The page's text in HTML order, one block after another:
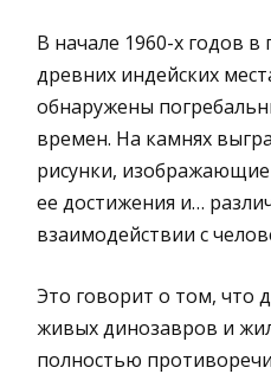
В начале 1960-х годов
древних индейских
обнаружены
времен. На камнях
рисунки,
ее достижения и…
взаимодействии с
Это говорит о том, что
живых динозавров и
полностью